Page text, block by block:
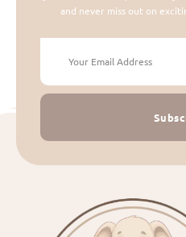
and never miss out on